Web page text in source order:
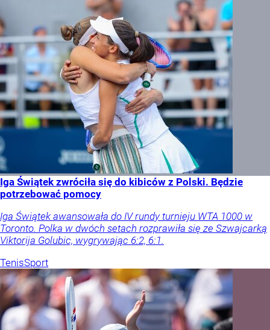
Iga Świątek zwróciła się do kibiców z Polski. Będzie
potrzebować pomocy
Iga Świątek awansowała do IV rundy turnieju WTA 1000 w
Toronto. Polka w dwóch setach rozprawiła się ze Szwajcarką
Viktorija Golubic, wygrywając 6:2, 6:1.
TenisSport